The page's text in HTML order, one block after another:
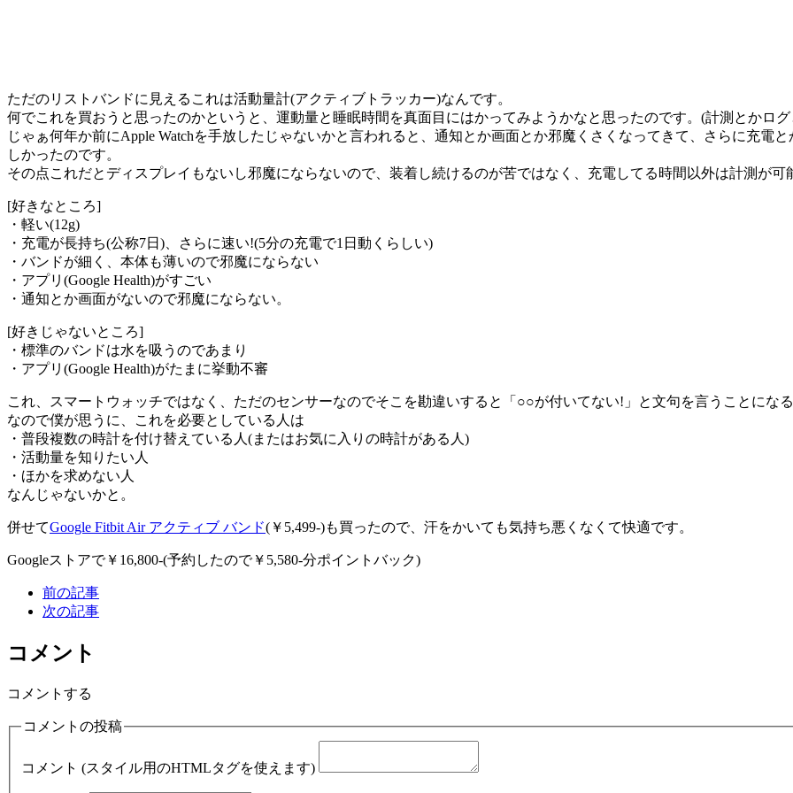
ただのリストバンドに見えるこれは活動量計(アクティブトラッカー)なんです。
何でこれを買おうと思ったのかというと、運動量と睡眠時間を真面目にはかってみようかなと思ったのです。(計測とかロ
じゃぁ何年か前にApple Watchを手放したじゃないかと言われると、通知とか画面とか邪魔くさくなってきて、さらに充電
しかったのです。
その点これだとディスプレイもないし邪魔にならないので、装着し続けるのが苦ではなく、充電してる時間以外は計測が可
[好きなところ]
・軽い(12g)
・充電が長持ち(公称7日)、さらに速い!(5分の充電で1日動くらしい)
・バンドが細く、本体も薄いので邪魔にならない
・アプリ(Google Health)がすごい
・通知とか画面がないので邪魔にならない。
[好きじゃないところ]
・標準のバンドは水を吸うのであまり
・アプリ(Google Health)がたまに挙動不審
これ、スマートウォッチではなく、ただのセンサーなのでそこを勘違いすると「○○が付いてない!」と文句を言うことになる
なので僕が思うに、これを必要としている人は
・普段複数の時計を付け替えている人(またはお気に入りの時計がある人)
・活動量を知りたい人
・ほかを求めない人
なんじゃないかと。
併せてGoogle Fitbit Air アクティブ バンド(￥5,499-)も買ったので、汗をかいても気持ち悪くなくて快適です。
Googleストアで￥16,800-(予約したので￥5,580-分ポイントバック)
前の記事
次の記事
コメント
コメントする
コメントの投稿
コメント (スタイル用のHTMLタグを使えます)